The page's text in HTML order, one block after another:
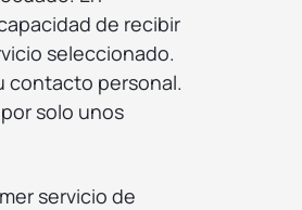
de recibir
seleccionado.
contacto personal.
solo unos
servicio de